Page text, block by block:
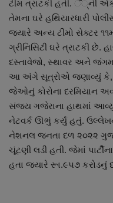
જુનાગઢ
Support US
બજારના સમાચાર
નાણાંકીય સમાચાર
સ્થાનિક સમાચાર
ટીમ ત્રાટકી હતી. ૈં્ની એક
તેમના ઘરે હથિયારધારી
જ્યારે અન્ય ટીમો સેક્ટર
ગ્રીનિસિટી ઘરે ત્રાટકી
દસ્તાવેજો, સ્થાવર અને જંગમ
આ અંગે સૂત્રોએ જણાવ્યું કે,
જેઓનું કોરોના દરમિયાન
સંજય ગજેરાના હાથમાં
નેટવર્ક ઊભું કર્યું હતું.
નેશનલ જનતા દળ ૨૦૨૨
ચૂંટણી લડી હતી. જેમાં
હતા જ્યારે રૂા.૯૫૭ કરોડનું